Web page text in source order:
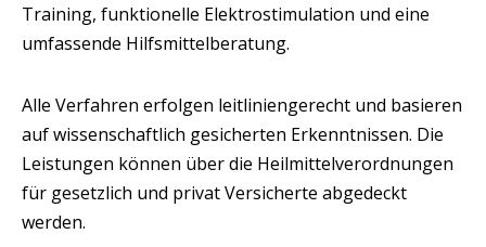
Training, funktionelle Elektrostimulation und eine
umfassende Hilfsmittelberatung.
Alle Verfahren erfolgen leitliniengerecht und basieren
auf wissenschaftlich gesicherten Erkenntnissen. Die
Leistungen können über die Heilmittelverordnungen
für gesetzlich und privat Versicherte abgedeckt
werden.